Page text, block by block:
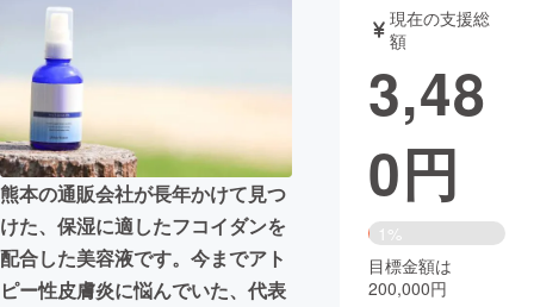
音楽
ゲーム・サ
映像・映画 書籍・雑誌
ビジネス・起業 チャレンジ
まちづくり・地域活性化
熊本の通販会社が長年かけて見つ
けた、保湿に適したフコイダンを
配合した美容液です。今までアト
ピー性皮膚炎に悩んでいた、代表
現在の支援総
額
3,48
0円
1%
目標金額は
200,000円